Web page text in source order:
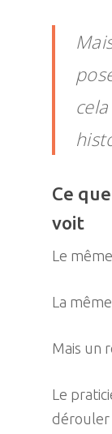
Ce
voit
Le
La
Mais un
Le
dérouler